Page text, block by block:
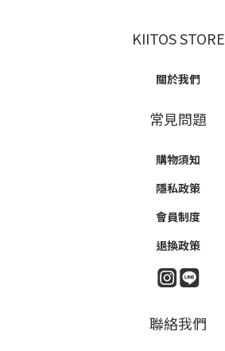
KIITOS STORE
關於我們
常見問題
購物須知
隱私政策
會員制度
退換政策
聯絡我們